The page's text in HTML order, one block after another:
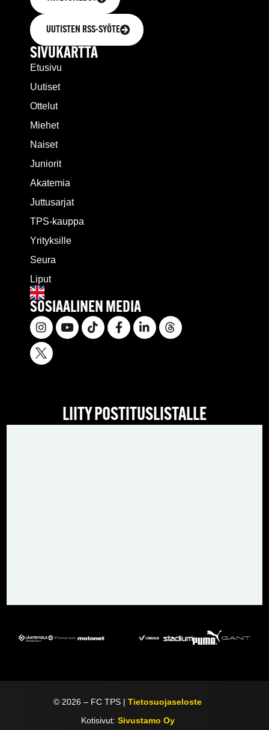
UUTISTEN RSS-SYÖTE
SIVUKARTTA
Etusivu
Uutiset
Ottelut
Miehet
Naiset
Juniorit
Akatemia
Juttusarjat
TPS-kauppa
Yrityksille
Seura
Liput
SOSIAALINEN MEDIA
LIITY POSTITUSLISTALLE
©2026 – FC TPS |Tietosuojaseloste
Kotisivut: Sivustamo Oy